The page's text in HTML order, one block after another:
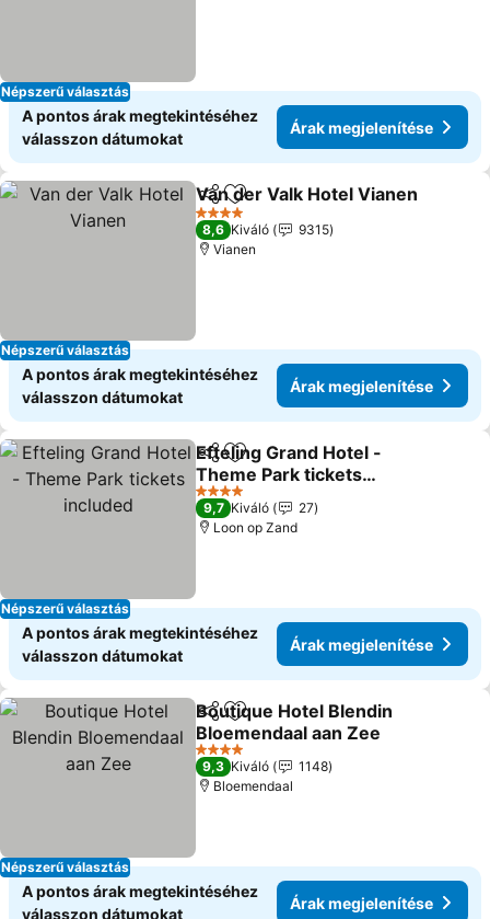
Népszerű választás
A pontos árak megtekintéséhez
válasszon dátumokat
Árak megjelenítése
Népszerű választás
Megosztás
Hozzáadás a kedvencekhez
Van der Valk Hotel Vianen
4 Kategória
8,6 Kiváló
9315
Vianen
A pontos árak megtekintéséhez
válasszon dátumokat
Árak megjelenítése
Népszerű választás
Megosztás
Hozzáadás a kedvencekhez
Efteling Grand Hotel -
Theme Park tickets
included
Árak megjelenítése
4 Kategória
9,7 Kiváló
27
Loon op Zand
A pontos árak megtekintéséhez
válasszon dátumokat
Árak megjelenítése
Népszerű választás
MegosztásHozzáadás a kedvencekhez
Boutique Hotel Blendin
Bloemendaal aan Zee
Árak megjelenítése
4 Kategória
9,3 Kiváló
1148
Bloemendaal
A pontos árak megtekintéséhez
válasszon dátumokat
Árak megjelenítése